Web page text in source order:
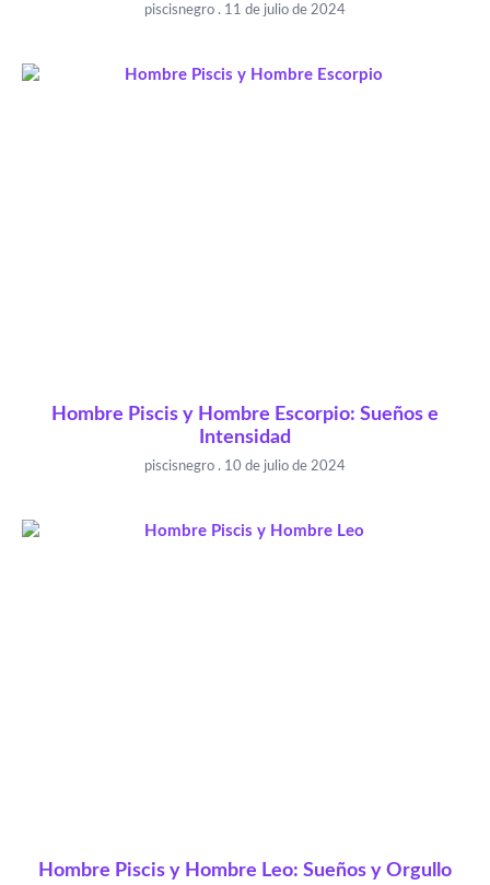
piscisnegro 11 de julio de 2024
Hombre Piscis y Hombre Escorpio: Sueños e
Intensidad
piscisnegro 10 de julio de 2024
Hombre Piscis y Hombre Leo: Sueños y Orgullo